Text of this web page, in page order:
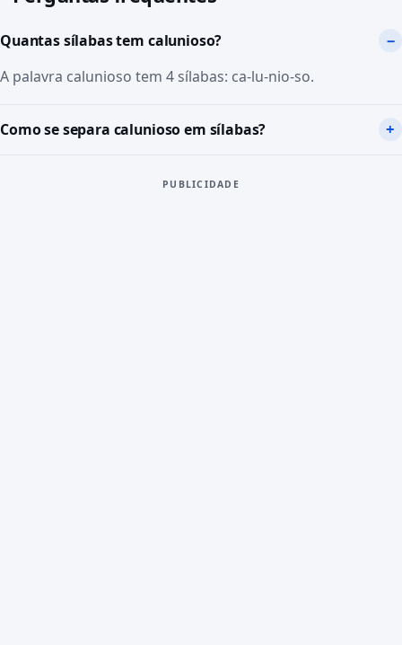
Quantas sílabas tem calunioso?
A palavra calunioso tem 4 sílabas: ca-lu-nio-so.
Como se separa calunioso em sílabas?
PUBLICIDADE